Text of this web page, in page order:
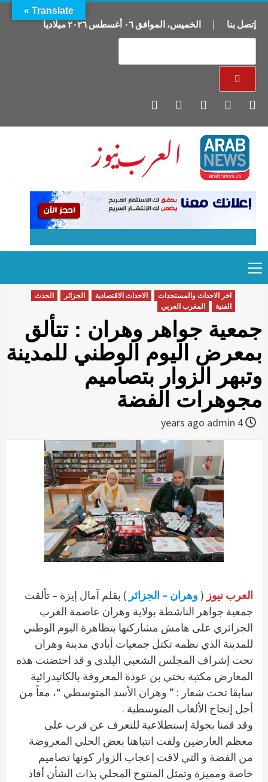
إتصل بنا | الخميس، الموافق٠٦ أغسطس ٢٠٢٦ميلاديا
to
content
Menu
اخر الاحداث والمستجدات الاحداث الاقتصادية الجزائر
الحدث
الفنية
المغرب العربي
جمعية جواهر وهران : تتألق
بمعرض اليوم الوطني للمدينة
وتبهر الزوار بتصاميم
مجوهرات الفضة
admin
العرب نيوز ( وهران – الجزائر ) بقلم آمال إيزة – تألقت
جمعية جواهر الناشطة بولاية وهران عاصمة الغرب
الجزائري على هامش مشاركتها بتظاهرة اليوم الوطني
للمدينة الذي نظمه تكتل جمعيات أيادي مدينة وهران
تحت إشراف المجلس الشعبي البلدي و قد احتضنت هذه
المعارض مكتبة بختي بن عودة المعروفة بالكاتيدرائية
سابقا تحت شعار : ” وهران الأسد المتوسطي “، معاً من
أجل إنجاح الألعاب المتوسطية .
وقد قمنا بجولة إستطلاعية للتعرف عن قرب على
معظم العارضين ولفت انتباهنا بعض الحلي المعروضة
من الفضة و التي لاقت إعجاب الزوار كونها تصاميم
خاصة ومميزة وتمثل المنتوج المحلي بذات الشأن أفاد
Translate »